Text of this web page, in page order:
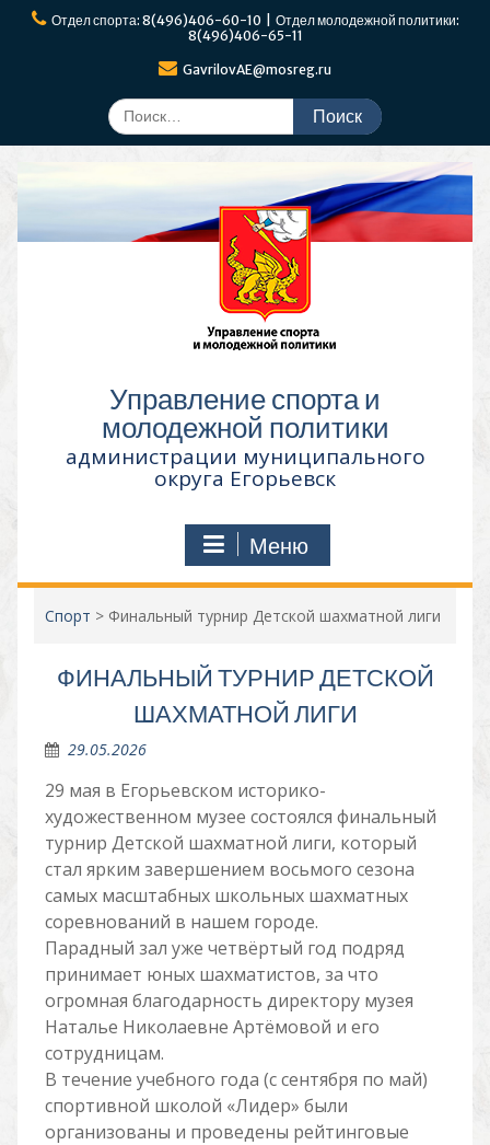
ПерейтиОтдел спорта: 8(496)406-60-10 | Отдел молодежной политики:
8(496)406-65-11
GavrilovAE@mosreg.ru
Поиск
по:
Управление спорта и
молодежной политики
администрации муниципального
округа Егорьевск
Меню
Спорт > Финальный турнир Детской шахматной лиги
ФИНАЛЬНЫЙ ТУРНИР ДЕТСКОЙ
ШАХМАТНОЙ ЛИГИ
29.05.2026
29 мая в Егорьевском историко-
художественном музее состоялся финальный
турнир Детской шахматной лиги, который
стал ярким завершением восьмого сезона
самых масштабных школьных шахматных
соревнований в нашем городе.
Парадный зал уже четвёртый год подряд
принимает юных шахматистов, за что
огромная благодарность директору музея
Наталье Николаевне Артёмовой и его
сотрудницам.
В течение учебного года (с сентября по май)
спортивной школой «Лидер» были
организованы и проведены рейтинговые